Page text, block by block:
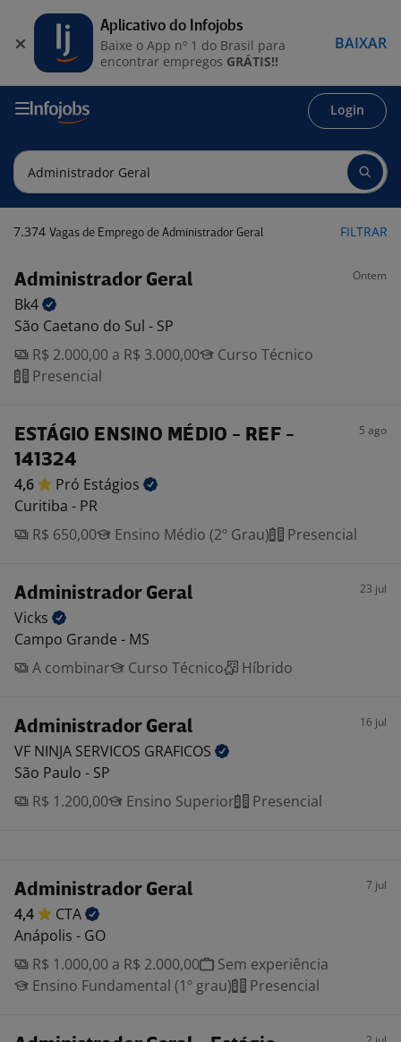
Login
7.374 Vagas de Emprego de Administrador Geral FILTRAR
Administrador Geral Ontem
Bk4
São Caetano do Sul - SP
R$ 2.000,00 a R$ 3.000,00
Curso Técnico
Presencial
ESTÁGIO ENSINO MÉDIO - REF -
141324
5 ago
4,6 Pró Estágios
Curitiba - PR
R$ 650,00
Ensino Médio (2º Grau) Presencial
Administrador Geral 23 jul
Vicks
Campo Grande - MS
A combinar
Curso Técnico Híbrido
Administrador Geral 16 jul
VF NINJA SERVICOS GRAFICOS
São Paulo - SP
R$ 1.200,00
Ensino Superior Presencial
Administrador Geral 7 jul
4,4
CTA
Anápolis - GO
R$ 1.000,00 a R$ 2.000,00
Sem experiência
Ensino Fundamental (1º grau)
Presencial
Aplicativo do Infojobs
Baixe o App nº 1 do Brasil para
encontrar empregos GRÁTIS!!
BAIXAR